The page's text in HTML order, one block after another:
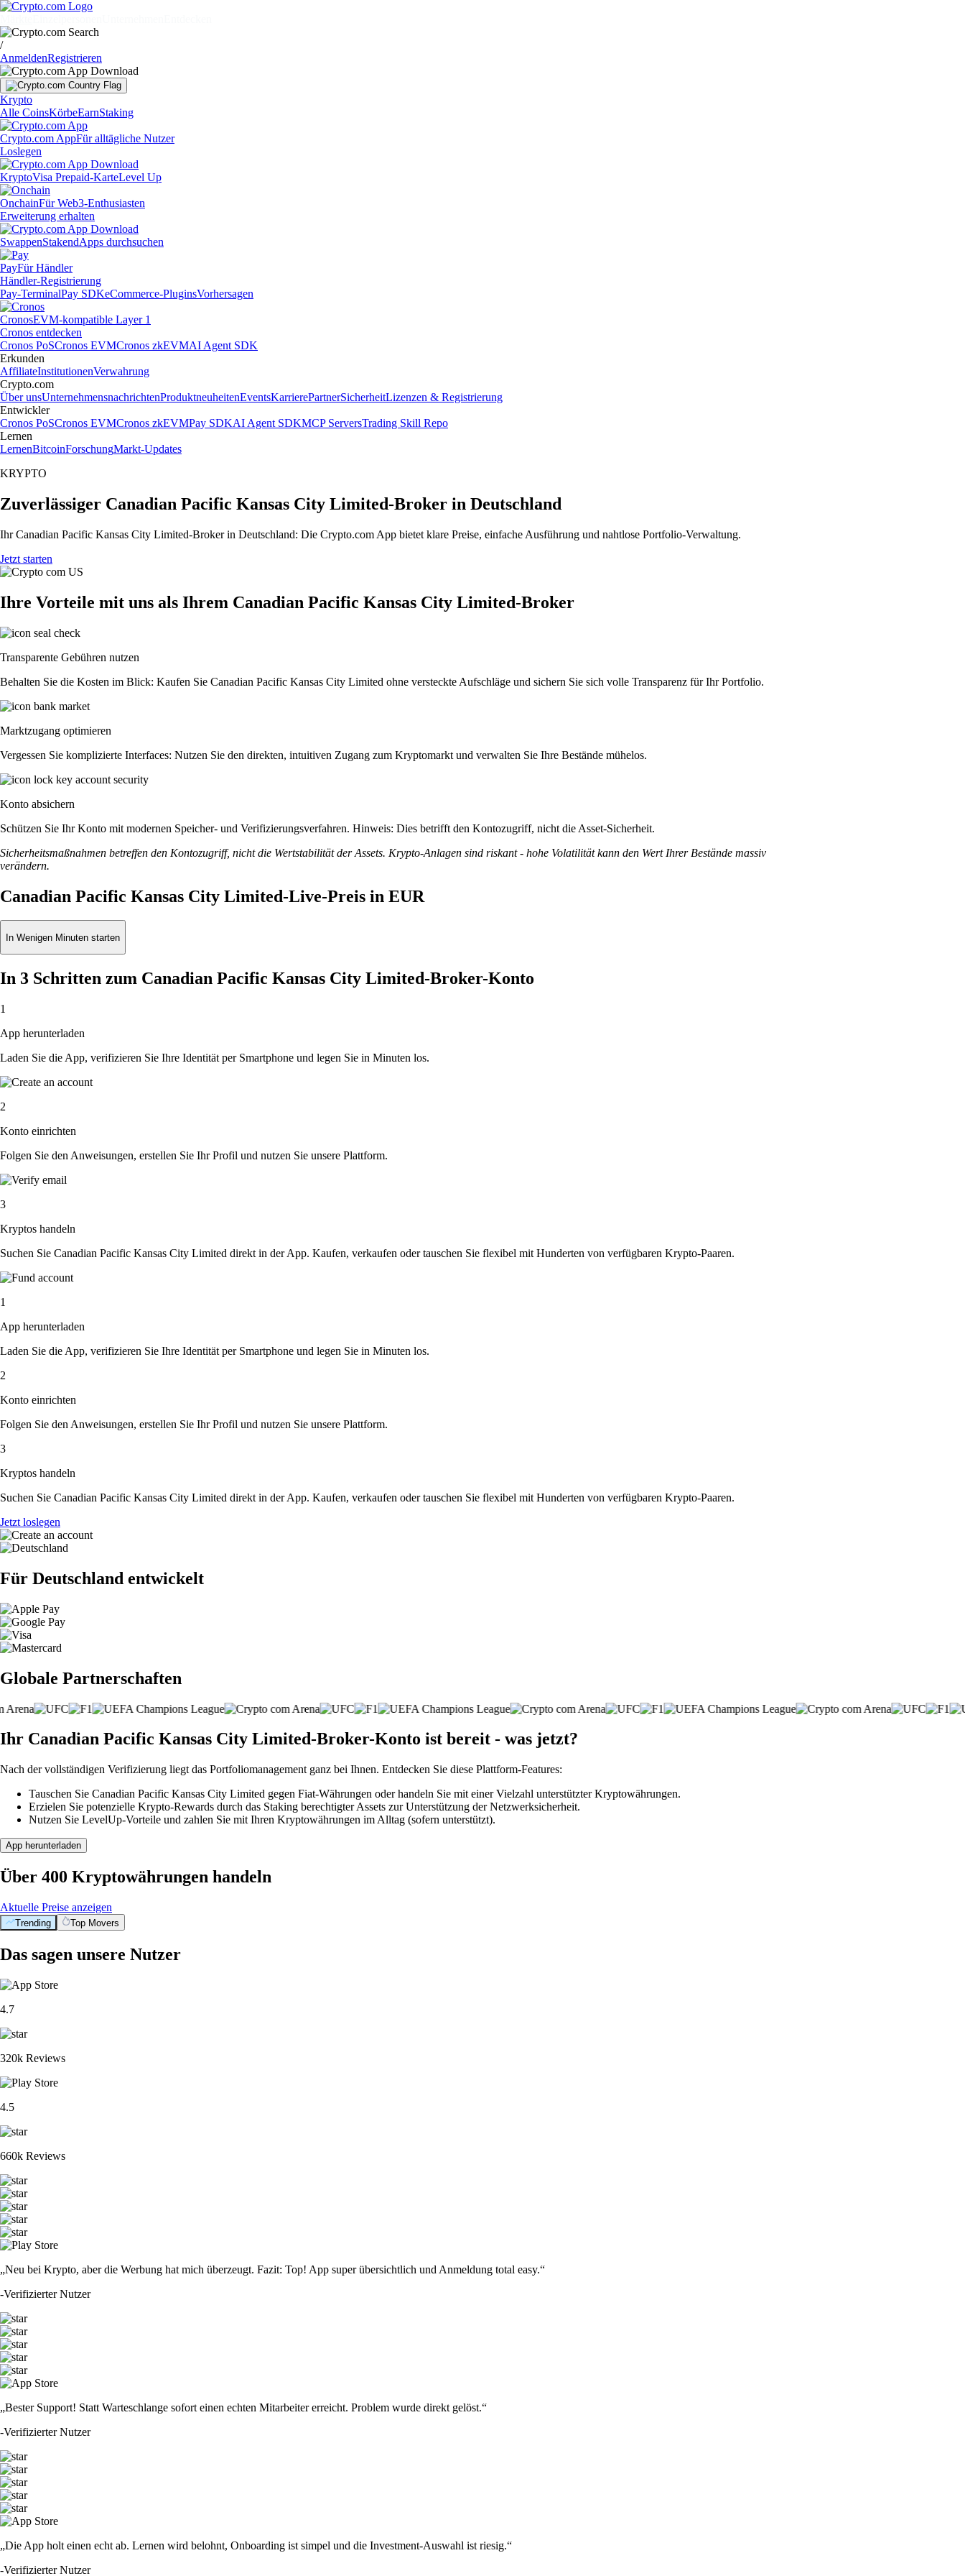
/
AnmeldenRegistrieren
Krypto
Alle CoinsKörbeEarnStaking
Crypto.com AppFür alltägliche Nutzer
Loslegen
KryptoVisa Prepaid-KarteLevel Up
OnchainFür Web3-Enthusiasten
Erweiterung erhalten
SwappenStakendApps durchsuchen
PayFür Händler
Händler-Registrierung
Pay-TerminalPay SDKeCommerce-PluginsVorhersagen
CronosEVM-kompatible Layer 1
Cronos entdecken
Cronos PoSCronos EVMCronos zkEVMAI Agent SDK
Erkunden
AffiliateInstitutionenVerwahrung
Crypto.com
Über unsUnternehmensnachrichtenProduktneuheitenEventsKarrierePartnerSicherheitLizenzen & Registrierung
Entwickler
Cronos PoSCronos EVMCronos zkEVMPay SDKAI Agent SDKMCP ServersTrading Skill Repo
Lernen
LernenBitcoinForschungMarkt-Updates
KRYPTO
Zuverlässiger Canadian Pacific Kansas City Limited-Broker in Deutschland
Ihr Canadian Pacific Kansas City Limited-Broker in Deutschland: Die Crypto.com App bietet klare Preise, einfache Ausführung und nahtlose Portfolio-Verwaltung.
Jetzt starten
Ihre Vorteile mit uns als Ihrem Canadian Pacific Kansas City Limited-Broker
Transparente Gebühren nutzen
Behalten Sie die Kosten im Blick: Kaufen Sie Canadian Pacific Kansas City Limited ohne versteckte Aufschläge und sichern Sie sich volle Transparenz für Ihr Portfolio.
Marktzugang optimieren
Vergessen Sie komplizierte Interfaces: Nutzen Sie den direkten, intuitiven Zugang zum Kryptomarkt und verwalten Sie Ihre Bestände mühelos.
Konto absichern
Schützen Sie Ihr Konto mit modernen Speicher- und Verifizierungsverfahren. Hinweis: Dies betrifft den Kontozugriff, nicht die Asset-Sicherheit.
Sicherheitsmaßnahmen betreffen den Kontozugriff, nicht die Wertstabilität der Assets. Krypto-Anlagen sind riskant - hohe Volatilität kann den Wert Ihrer Bestände massiv
verändern.
Canadian Pacific Kansas City Limited-Live-Preis in EUR
In Wenigen Minuten starten
In 3 Schritten zum Canadian Pacific Kansas City Limited-Broker-Konto
1
App herunterladen
Laden Sie die App, verifizieren Sie Ihre Identität per Smartphone und legen Sie in Minuten los.
2
Konto einrichten
Folgen Sie den Anweisungen, erstellen Sie Ihr Profil und nutzen Sie unsere Plattform.
3
Kryptos handeln
Suchen Sie Canadian Pacific Kansas City Limited direkt in der App. Kaufen, verkaufen oder tauschen Sie flexibel mit Hunderten von verfügbaren Krypto-Paaren.
1
App herunterladen
Laden Sie die App, verifizieren Sie Ihre Identität per Smartphone und legen Sie in Minuten los.
2
Konto einrichten
Folgen Sie den Anweisungen, erstellen Sie Ihr Profil und nutzen Sie unsere Plattform.
3
Kryptos handeln
Suchen Sie Canadian Pacific Kansas City Limited direkt in der App. Kaufen, verkaufen oder tauschen Sie flexibel mit Hunderten von verfügbaren Krypto-Paaren.
Jetzt loslegen
Für Deutschland entwickelt
Globale Partnerschaften
Ihr Canadian Pacific Kansas City Limited-Broker-Konto ist bereit - was jetzt?
Nach der vollständigen Verifizierung liegt das Portfoliomanagement ganz bei Ihnen. Entdecken Sie diese Plattform-Features:
Tauschen Sie Canadian Pacific Kansas City Limited gegen Fiat-Währungen oder handeln Sie mit einer Vielzahl unterstützter Kryptowährungen.
Erzielen Sie potenzielle Krypto-Rewards durch das Staking berechtigter Assets zur Unterstützung der Netzwerksicherheit.
Nutzen Sie LevelUp-Vorteile und zahlen Sie mit Ihren Kryptowährungen im Alltag (sofern unterstützt).
App herunterladen
Über 400 Kryptowährungen handeln
Aktuelle Preise anzeigen
Trending Top Movers
Das sagen unsere Nutzer
4.7
320k Reviews
4.5
660k Reviews
„Neu bei Krypto, aber die Werbung hat mich überzeugt. Fazit: Top! App super übersichtlich und Anmeldung total easy.“
-Verifizierter Nutzer
„Bester Support! Statt Warteschlange sofort einen echten Mitarbeiter erreicht. Problem wurde direkt gelöst.“
-Verifizierter Nutzer
„Die App holt einen echt ab. Lernen wird belohnt, Onboarding ist simpel und die Investment-Auswahl ist riesig.“
-Verifizierter Nutzer